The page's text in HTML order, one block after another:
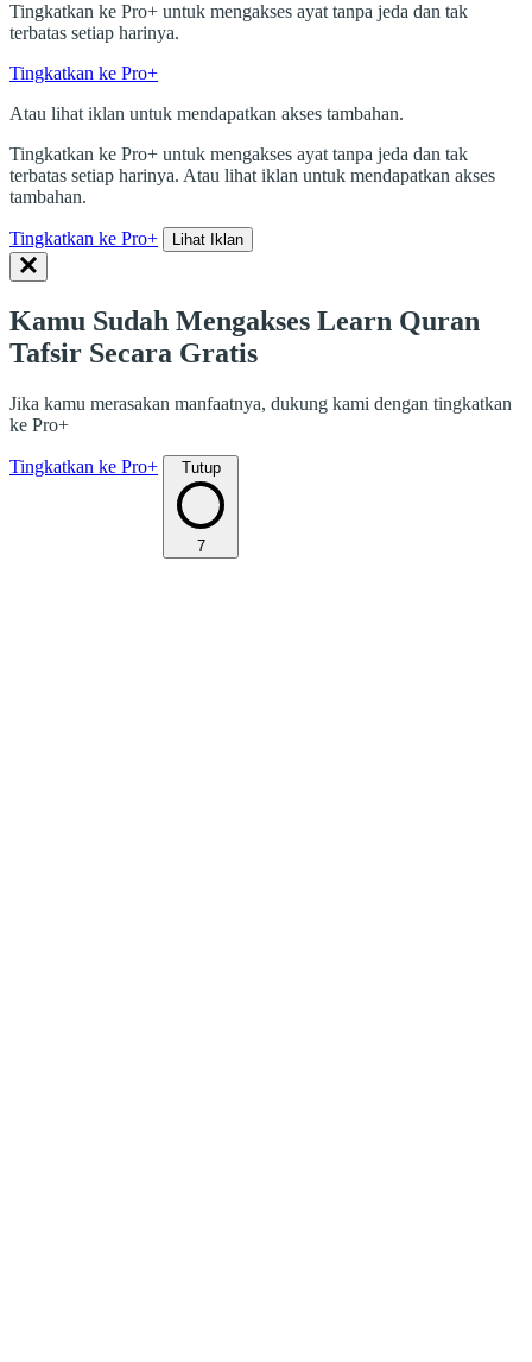
Tingkatkan ke Pro+ untuk mengakses ayat tanpa jeda dan tak
terbatas setiap harinya.
Tingkatkan ke Pro+
Atau lihat iklan untuk mendapatkan akses tambahan.
Tingkatkan ke Pro+ untuk mengakses ayat tanpa jeda dan tak
terbatas setiap harinya. Atau lihat iklan untuk mendapatkan akses
tambahan.
Tingkatkan ke Pro+ Lihat Iklan
Kamu Sudah Mengakses Learn Quran
Tafsir Secara Gratis
Jika kamu merasakan manfaatnya, dukung kami dengan tingkatkan
ke Pro+
Tingkatkan ke Pro+ Tutup
7